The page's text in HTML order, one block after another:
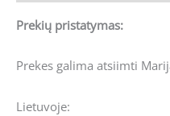
Prekių pristatymas:
Prekes galima atsiimti
Lietuvoje: